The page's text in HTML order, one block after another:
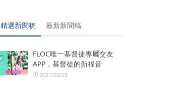
精選新聞稿 最新新聞稿
FLOC唯一基督徒專屬交友
APP，基督徒的新福音
2021/03/29